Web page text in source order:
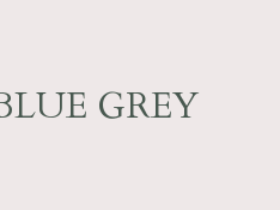
GREY